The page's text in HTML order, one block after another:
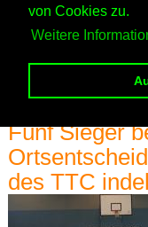
von Cookies zu.
Weitere
Fünf Sieger
des TTC